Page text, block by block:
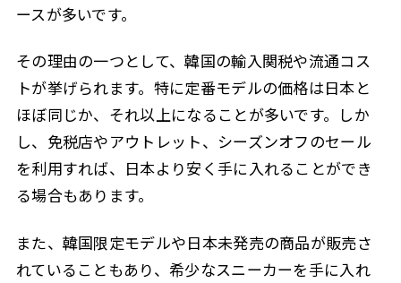
ースが多いです。
その理由の一つとして、韓国の輸入関税や流通コス
トが挙げられます。特に定番モデルの価格は日本と
ほぼ同じか、それ以上になることが多いです。しか
し、免税店やアウトレット、シーズンオフのセール
を利用すれば、日本より安く手に入れることができ
る場合もあります。
また、韓国限定モデルや日本未発売の商品が販売さ
れていることもあり、希少なスニーカーを手に入れ